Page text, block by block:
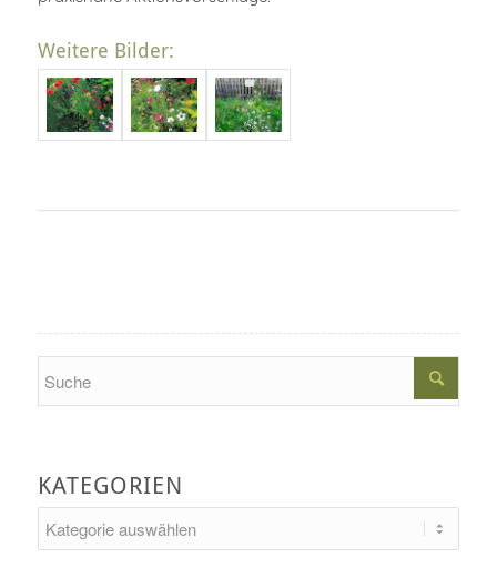
Weitere Bilder:
KATEGORIEN